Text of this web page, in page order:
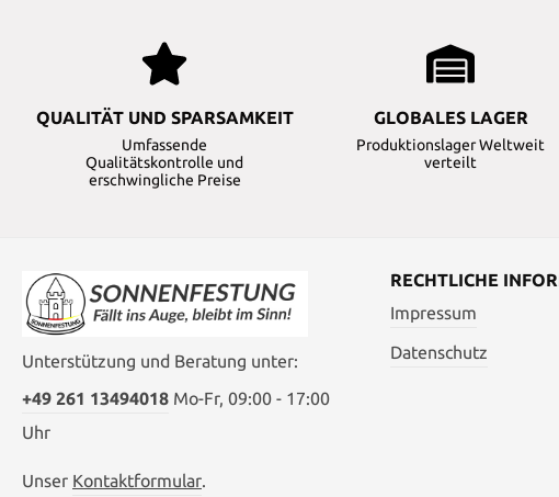
QUALITÄT UND SPARSAMKEIT
Umfassende
Qualitätskontrolle und
erschwingliche Preise
GLOBALES LAGER
Produktionslager Weltweit
verteilt
Unterstützung und Beratung unter:
+49 261 13494018 Mo-Fr, 09:00 - 17:00
Uhr
Unser Kontaktformular.
RECHTLICHE
Impressum
Datenschutz